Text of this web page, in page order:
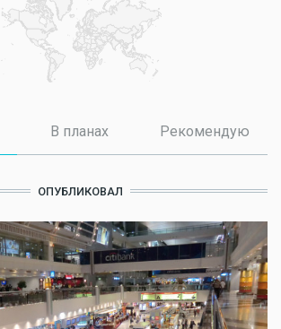
(активная вкладка)
В планах Рекомендую
ОПУБЛИКОВАЛ